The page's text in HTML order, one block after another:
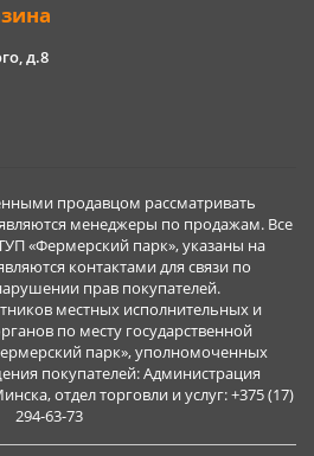
д.8
продавцом рассматривать
менеджеры по продажам. Все
«Фермерский парк», указаны на
контактами для связи по
прав покупателей.
местных исполнительных и
по месту государственной
парк», уполномоченных
покупателей: Администрация
отдел торговли и услуг: +375 (17)
294-63-73